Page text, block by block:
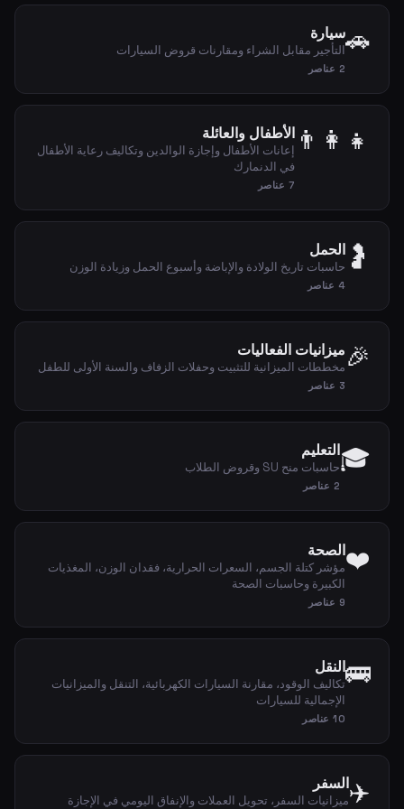
🚗سيارة
التأجير مقابل الشراء ومقارنات قروض السيارات
2 عناصر
👨‍👩‍👧 الأطفال والعائلة
إعانات الأطفال وإجازة الوالدين وتكاليف رعاية الأطفال
في الدنمارك
7 عناصر
🤰 الحمل
حاسبات تاريخ الولادة والإباضة وأسبوع الحمل وزيادة الوزن
4 عناصر
🎉ميزانيات الفعاليات
مخططات الميزانية للتثبيت وحفلات الزفاف والسنة الأولى للطفل
3 عناصر
🎓التعليم
حاسبات منح SU وقروض الطلاب
2 عناصر
❤️الصحة
مؤشر كتلة الجسم، السعرات الحرارية، فقدان الوزن، المغذيات
الكبيرة وحاسبات الصحة
9 عناصر
🚌النقل
تكاليف الوقود، مقارنة السيارات الكهربائية، التنقل والميزانيات
الإجمالية للسيارات
10 عناصر
✈️السفر
ميزانيات السفر، تحويل العملات والإنفاق اليومي في الإجازة